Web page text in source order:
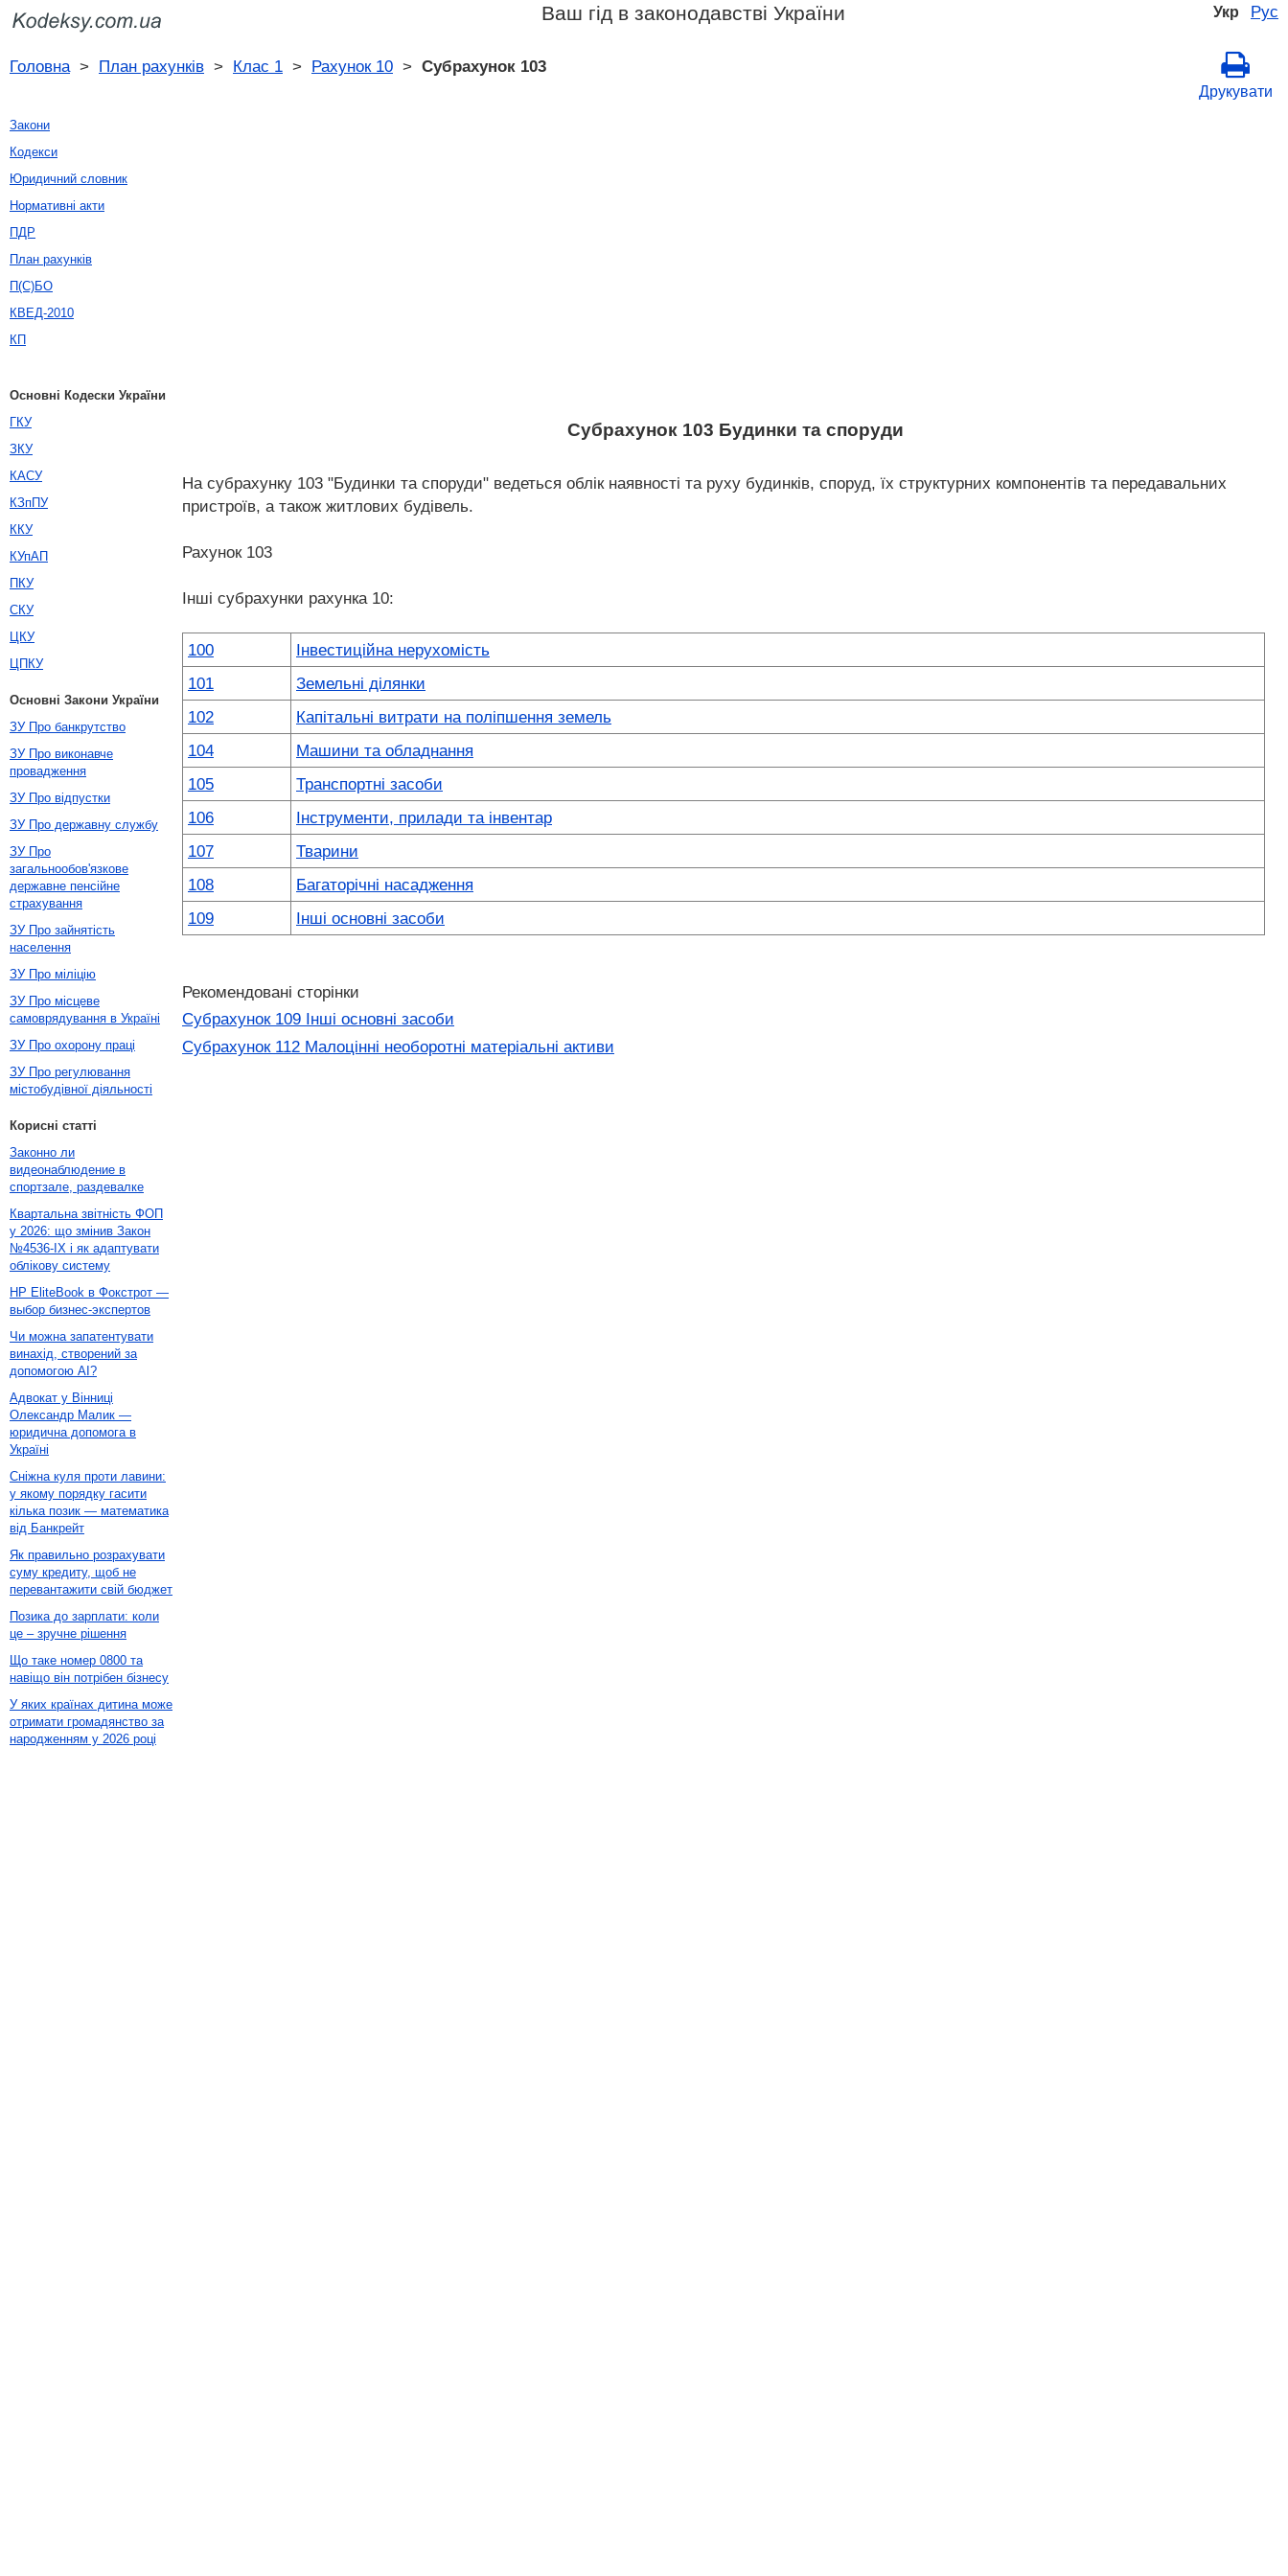
Укр Рус
Ваш гід в законодавстві України
Головна> План рахунків > Клас 1 > Рахунок 10 > Субрахунок 103
Друкувати
Субрахунок 103 Будинки та споруди
На субрахунку 103 "Будинки та споруди" ведеться облік наявності та руху будинків, споруд, їх структурних компонентів та передавальних
пристроїв, а також житлових будівель.
Рахунок 103
Інші субрахунки рахунка 10:
100
Інвестиційна нерухомість
101
Земельні ділянки
102
Капітальні витрати на поліпшення земель
104
Машини та обладнання
105
Транспортні засоби
106
Інструменти, прилади та інвентар
107
Тварини
108
Багаторічні насадження
109
Інші основні засоби
Рекомендовані сторінки
Субрахунок 109 Інші основні засоби
Субрахунок 112 Малоцінні необоротні матеріальні активи
Закони
Кодекси
Юридичний словник
Нормативні акти
ПДР
План рахунків
П(С)БО
КВЕД-2010
КП
Основні Кодески України
ГКУ
ЗКУ
КАСУ
КЗпПУ
ККУ
КУпАП
ПКУ
СКУ
ЦКУ
ЦПКУ
Основні Закони України
ЗУ Про банкрутство
ЗУ Про виконавче
провадження
ЗУ Про відпустки
ЗУ Про державну службу
ЗУ Про
загальнообов'язкове
державне пенсійне
страхування
ЗУ Про зайнятість
населення
ЗУ Про міліцію
ЗУ Про місцеве
самоврядування в Україні
ЗУ Про охорону праці
ЗУ Про регулювання
містобудівної діяльності
Корисні статті
Законно ли
видеонаблюдение в
спортзале, раздевалке
Квартальна звітність ФОП
у 2026: що змінив Закон
№4536-IX і як адаптувати
облікову систему
HP EliteBook в Фокстрот —
выбор бизнес-экспертов
Чи можна запатентувати
винахід, створений за
допомогою AI?
Адвокат у Вінниці
Олександр Малик —
юридична допомога в
Україні
Сніжна куля проти лавини:
у якому порядку гасити
кілька позик — математика
від Банкрейт
Як правильно розрахувати
суму кредиту, щоб не
перевантажити свій бюджет
Позика до зарплати: коли
це – зручне рішення
Що таке номер 0800 та
навіщо він потрібен бізнесу
У яких країнах дитина може
отримати громадянство за
народженням у 2026 році